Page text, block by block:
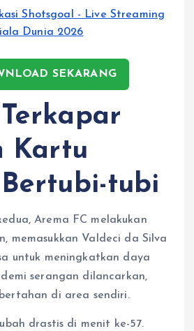
SEKARANG
Kartu
tubi
Arema FC melakukan
memasukkan Valdeci da Silva
untuk meningkatkan daya
serangan dilancarkan,
di area sendiri.
drastis di menit ke-57.